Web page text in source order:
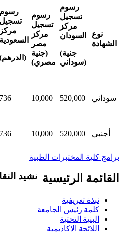
رسوم
تسجيل
مركز
السعودية
(الدرهم)
رسوم
تسجيل
مركز
مصر
(جنية
مصري)
رسوم
تسجيل
مركز
السودان
(جنية
سوداني)
نوع
الشهادة
736
10,000 520,000 سوداني
736
10,000 520,000 أجنبي
برامج كلية المختبرات الطبية
القائمة الرئيسية
نبذة تعريفية
كلمة رئيس الجامعة
البنية التحتية
اللائحة الاكاديمية
نشيد